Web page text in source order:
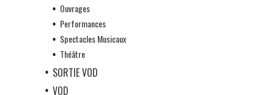
Ouvrages
Performances
Spectacles Musicaux
Théâtre
SORTIE VOD
VOD